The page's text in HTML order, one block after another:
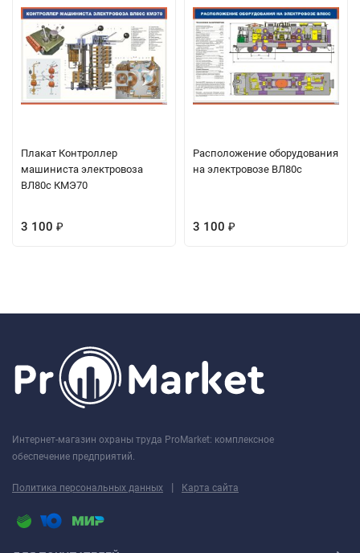
Плакат Контроллер
машиниста электровоза
ВЛ80с КМЭ70
3 100 ₽
Расположение оборудования
на электровозе ВЛ80с
3 100 ₽
Интернет-магазин охраны труда ProMarket: комплексное
обеспечение предприятий.
Политика персональных данных | Карта сайта